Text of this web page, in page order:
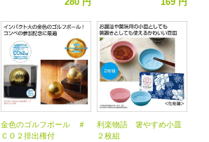
金色のゴルフボール ＃
ＣＯ２排出権付
利楽物語 箸やすめ小皿
２枚組